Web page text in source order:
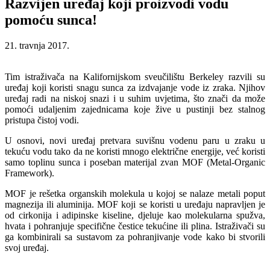
Razvijen uređaj koji proizvodi vodu
pomoću sunca!
21. travnja 2017.
Tim istraživača na Kalifornijskom sveučilištu Berkeley razvili su
uređaj koji koristi snagu sunca za izdvajanje vode iz zraka. Njihov
uređaj radi na niskoj snazi i u suhim uvjetima, što znači da može
pomoći udaljenim zajednicama koje žive u pustinji bez stalnog
pristupa čistoj vodi.
U osnovi, novi uređaj pretvara suvišnu vodenu paru u zraku u
tekuću vodu tako da ne koristi mnogo električne energije, već koristi
samo toplinu sunca i poseban materijal zvan MOF (Metal-Organic
Framework).
MOF je rešetka organskih molekula u kojoj se nalaze metali poput
magnezija ili aluminija. MOF koji se koristi u uređaju napravljen je
od cirkonija i adipinske kiseline, djeluje kao molekularna spužva,
hvata i pohranjuje specifične čestice tekućine ili plina. Istraživači su
ga kombinirali sa sustavom za pohranjivanje vode kako bi stvorili
svoj uređaj.